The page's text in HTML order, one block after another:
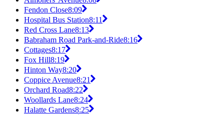
Fendon Close8:09
Hospital Bus Station8:11
Red Cross Lane8:13
Babraham Road Park-and-Ride8:16
Cottages8:17
Fox Hill8:19
Hinton Way8:20
Coppice Avenue8:21
Orchard Road8:22
Woollards Lane8:24
Halatte Gardens8:25